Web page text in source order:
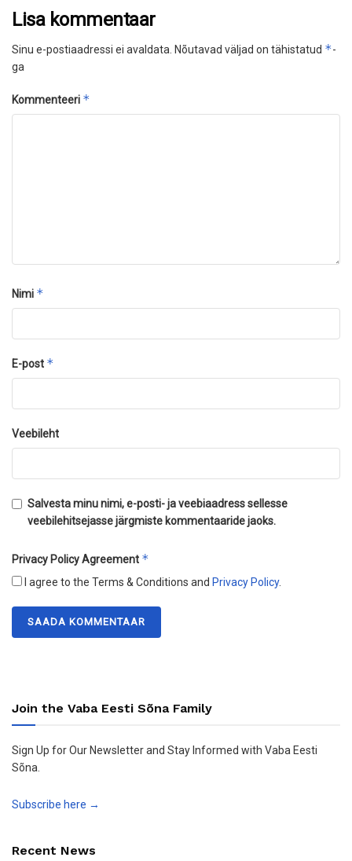
Lisa kommentaar
Sinu e-postiaadressi ei avaldata. Nõutavad väljad on tähistatud *-
ga
Kommenteeri *
Nimi *
E-post *
Veebileht
Salvesta minu nimi, e-posti- ja veebiaadress sellesse
veebilehitsejasse järgmiste kommentaaride jaoks.
Privacy Policy Agreement *
I agree to the Terms & Conditions and Privacy Policy.
Join the Vaba Eesti Sõna Family
Sign Up for Our Newsletter and Stay Informed with Vaba Eesti
Sõna.
Subscribe here →
Recent News